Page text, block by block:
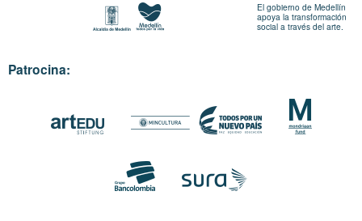
El gobierno de Medellín
apoya la transformación
social a través del arte.
Patrocina: